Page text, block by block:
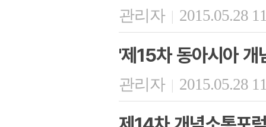
관리자 | 2015.05.28
'제15차 동아시아 개
관리자 | 2015.05.28